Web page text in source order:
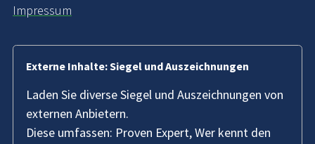
Impressum
Externe Inhalte: Siegel und Auszeichnungen
Laden Sie diverse Siegel und Auszeichnungen von
externen Anbietern.
Diese umfassen: Proven Expert, Wer kennt den